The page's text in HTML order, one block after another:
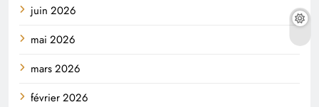
juin 2026
mai 2026
mars 2026
février 2026